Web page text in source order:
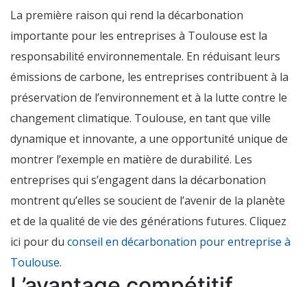
La première raison qui rend la décarbonation
importante pour les entreprises à Toulouse est la
responsabilité environnementale. En réduisant leurs
émissions de carbone, les entreprises contribuent à la
préservation de l’environnement et à la lutte contre le
changement climatique. Toulouse, en tant que ville
dynamique et innovante, a une opportunité unique de
montrer l’exemple en matière de durabilité. Les
entreprises qui s’engagent dans la décarbonation
montrent qu’elles se soucient de l’avenir de la planète
et de la qualité de vie des générations futures. Cliquez
ici pour du conseil en décarbonation pour entreprise à
Toulouse.